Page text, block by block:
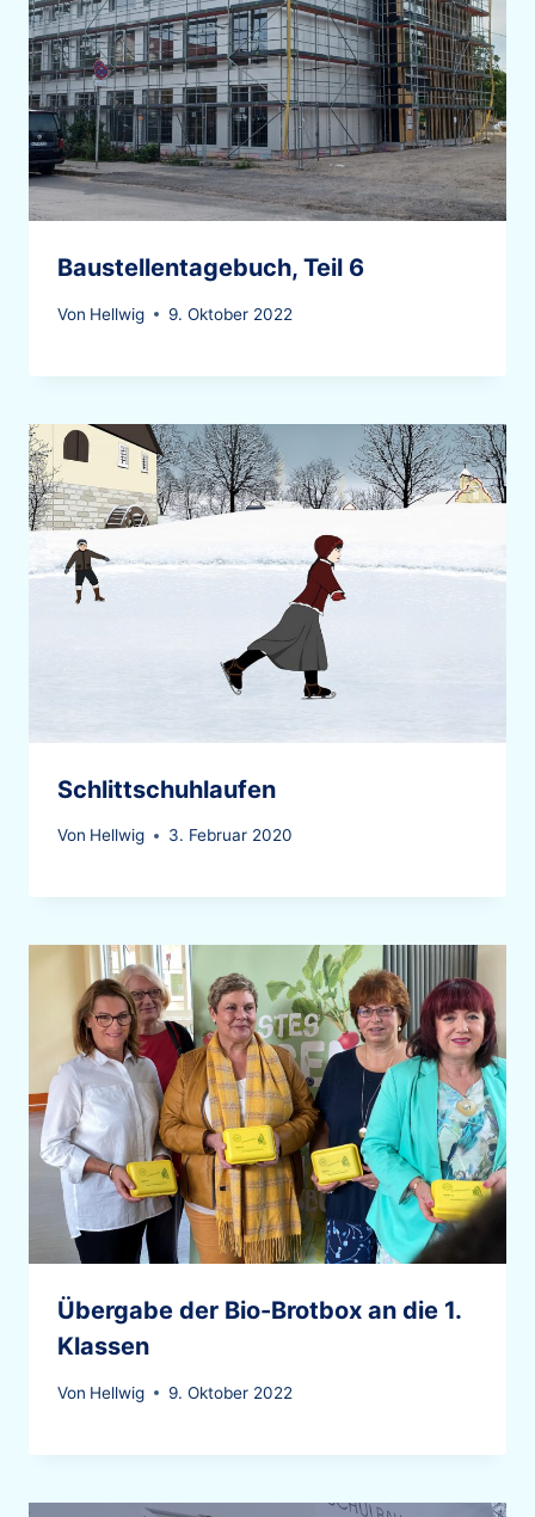
Baustellentagebuch, Teil 6
Von Hellwig 9. Oktober 2022
Schlittschuhlaufen
Von Hellwig 3. Februar 2020
Übergabe der Bio-Brotbox an die 1.
Klassen
Von Hellwig 9. Oktober 2022